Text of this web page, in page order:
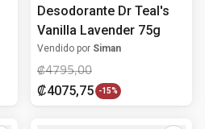
Desodorante Dr Teal's
Vanilla Lavender 75g
Vendido por Siman
₡4795,00
₡4075,75 -15%